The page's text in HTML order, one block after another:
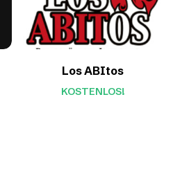
Los ABItos
KOSTENLOS!